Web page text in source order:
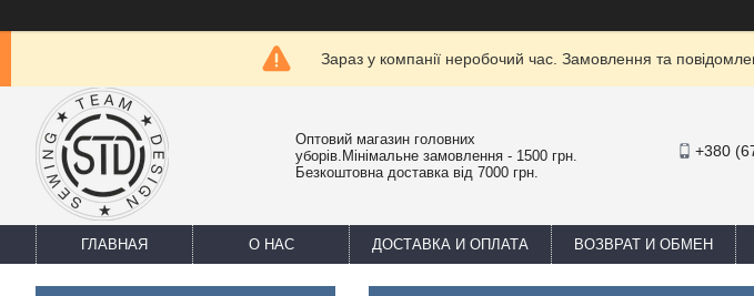
Зараз у компанії неробочий час. Замовлення та
Оптовий магазин головних
уборів.Мінімальне замовлення - 1500 грн.
Безкоштовна доставка від 7000 грн.
+380
ГЛАВНАЯ О НАС ДОСТАВКА И ОПЛАТА ВОЗВРАТ И ОБМЕН